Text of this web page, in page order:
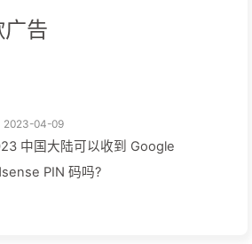
告
2023-04-09
中国大陆可以收到 Google
PIN 码吗?